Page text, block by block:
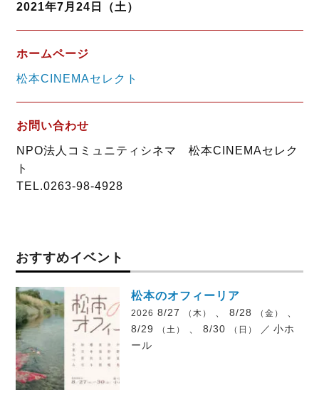
2021年7月24日（土）
ホームページ
松本CINEMAセレクト
お問い合わせ
NPO法人コミュニティシネマ 松本CINEMAセレク
ト
TEL.0263-98-4928
おすすめイベント
松本のオフィーリア
2026 8/27 （木） 、 8/28 （金）
8/29
（土） 、 8/30 （日） ／ 小ホ
ール